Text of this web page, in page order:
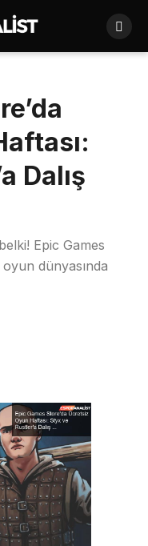
Dalış
Epic Games
oyun dünyasında